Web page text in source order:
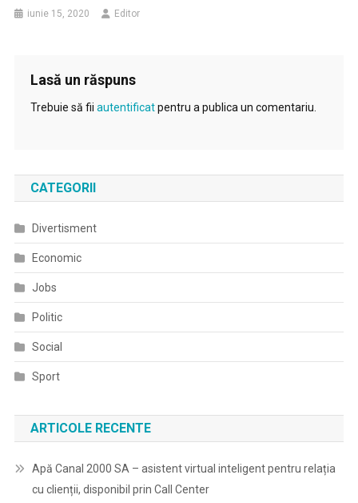
iunie 15, 2020 Editor
Lasă un răspuns
Trebuie să fii autentificatpentru a publica un comentariu.
CATEGORII
Divertisment
Economic
Jobs
Politic
Social
Sport
ARTICOLE RECENTE
Apă Canal 2000 SA – asistent virtual inteligent pentru relația
cu clienții, disponibil prin Call Center